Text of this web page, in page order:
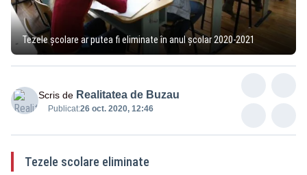
Tezele școlare ar putea fi eliminate în anul școlar 2020-2021
Scris de Realitatea de Buzau
Publicat:26 oct. 2020, 12:46
Tezele scolare eliminate